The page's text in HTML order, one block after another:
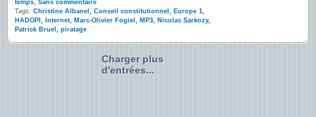
temps, Sans commentaire
Tags: Christine Albanel , Conseil constitutionnel , Europe 1,
HADOPI , Internet, Marc-Olivier Fogiel , MP3, Nicolas Sarkozy,
Patrick Bruel , piratage
Charger plus
d'entrées...